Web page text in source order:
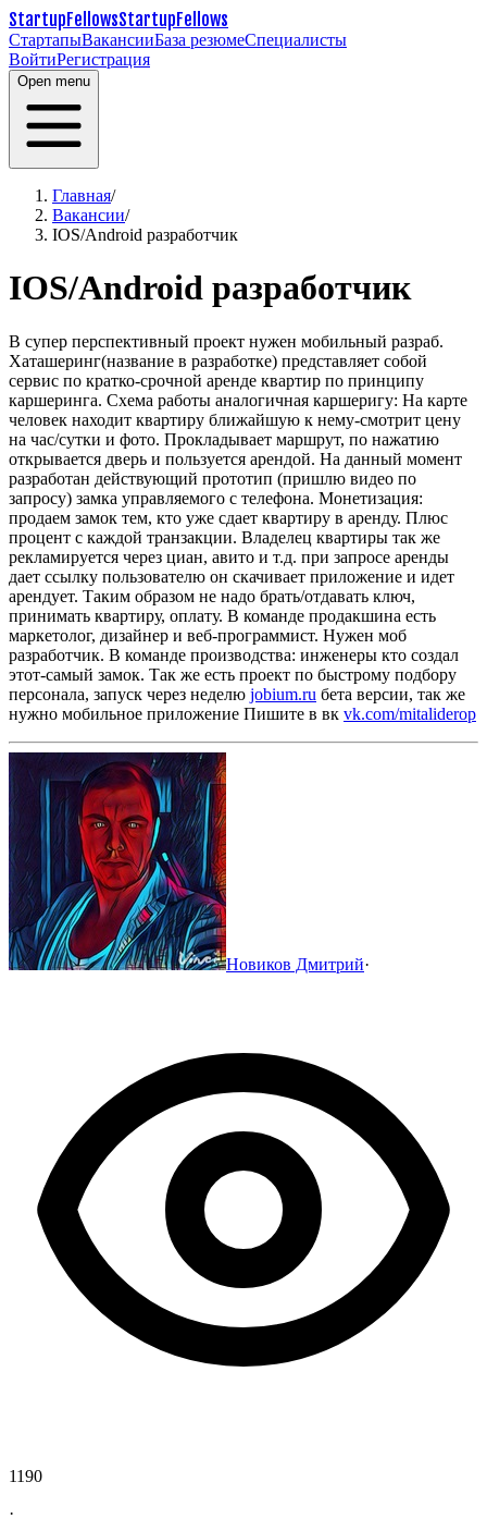
StartupFellowsStartupFellows
СтартапыВакансииБаза резюмеСпециалисты
ВойтиРегистрация
Open menu
Главная/
Вакансии/
IOS/Android разработчик
IOS/Android разработчик
В супер перспективный проект нужен мобильный разраб.
Хаташеринг(название в разработке) представляет собой
сервис по кратко-срочной аренде квартир по принципу
каршеринга. Схема работы аналогичная каршеригу: На карте
человек находит квартиру ближайшую к нему-смотрит цену
на час/сутки и фото. Прокладывает маршрут, по нажатию
открывается дверь и пользуется арендой. На данный момент
разработан действующий прототип (пришлю видео по
запросу) замка управляемого с телефона. Монетизация:
продаем замок тем, кто уже сдает квартиру в аренду. Плюс
процент с каждой транзакции. Владелец квартиры так же
рекламируется через циан, авито и т.д. при запросе аренды
дает ссылку пользователю он скачивает приложение и идет
арендует. Таким образом не надо брать/отдавать ключ,
принимать квартиру, оплату. В команде продакшина есть
маркетолог, дизайнер и веб-программист. Нужен моб
разработчик. В команде производства: инженеры кто создал
этот-самый замок. Так же есть проект по быстрому подбору
персонала, запуск через неделю jobium.ru бета версии, так же
нужно мобильное приложение Пишите в вк vk.com/mitaliderop
Новиков Дмитрий·
1190
·